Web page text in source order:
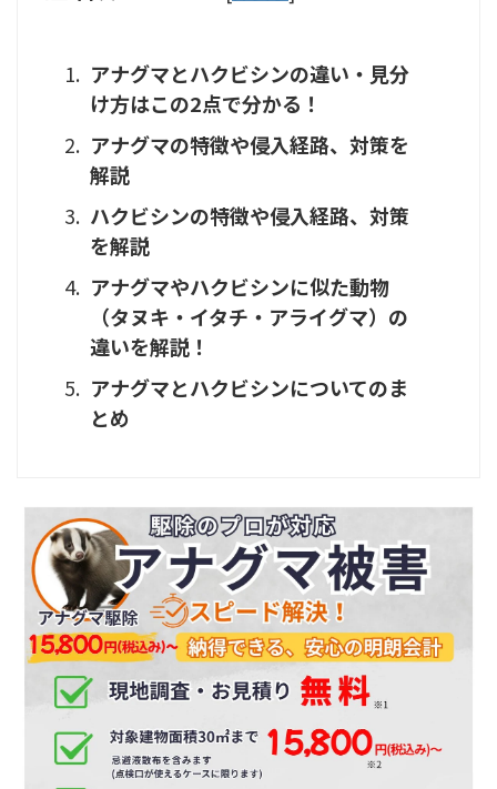
アナグマとハクビシンの違い・見分
け方はこの2点で分かる！
アナグマの特徴や侵入経路、対策を
解説
ハクビシンの特徴や侵入経路、対策
を解説
アナグマやハクビシンに似た動物
（タヌキ・イタチ・アライグマ）の
違いを解説！
アナグマとハクビシンについてのま
とめ